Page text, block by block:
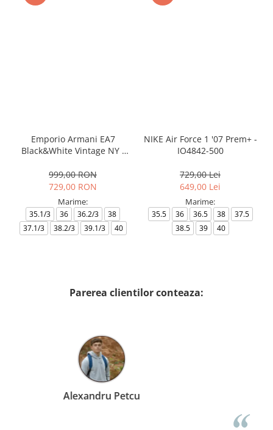
Emporio Armani EA7
Black&White Vintage NY -
999,00 RON
729,00 RON
Marime:
35.1/3 36 36.2/3
38
37.1/3
38.2/3 39.1/3 40
NIKE Air Force 1 '07 Prem+ -
IO4842-500
729,00 Lei
649,00 Lei
Marime:
35.5 36 36.5 38
37.5
38.5
39 40
Parerea clientilor conteaza:
Birzoi Miruna